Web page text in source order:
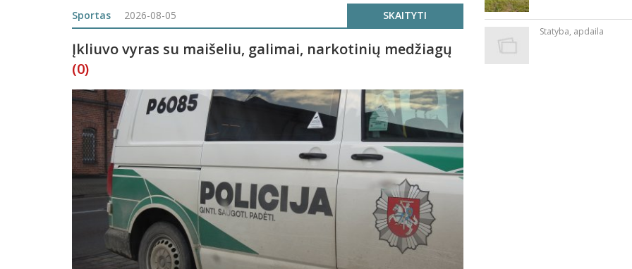
Sportas
2026-08-05 SKAITYTI
Įkliuvo vyras su maišeliu, galimai, narkotinių medžiagų
(0)
Statyba, apdaila